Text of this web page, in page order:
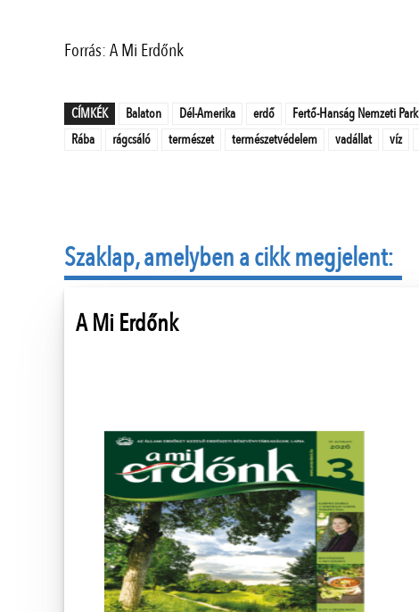
Forrás: A Mi Erdőnk
CÍMKÉK Balaton Dél-Amerika erdő Fertő-Hanság Nemzeti Park
Rába
rágcsáló természet természetvédelem vadállat víz
Szaklap, amelyben a cikk megjelent:
A Mi Erdőnk